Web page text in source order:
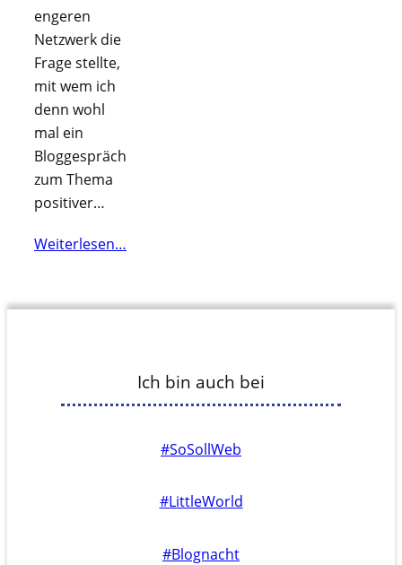
engeren
Netzwerk die
Frage stellte,
mit wem ich
denn wohl
mal ein
Bloggespräch
zum Thema
positiver…
Weiterlesen…
Ich bin auch bei
#SoSollWeb
#LittleWorld
#Blognacht